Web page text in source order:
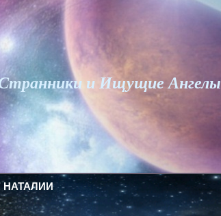
и Ищущие Ангелы
НАТАЛИИ